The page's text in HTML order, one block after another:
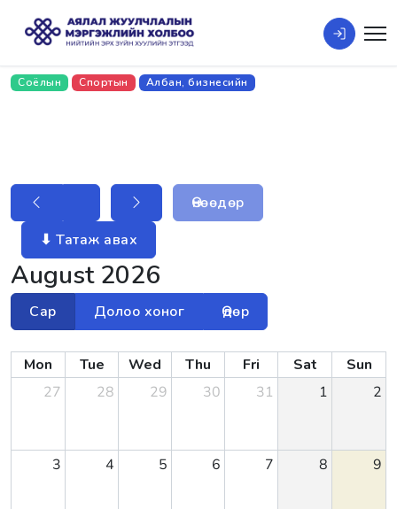
Соёлын Спортын Албан, бизнесийн
Өнөөдөр
⬇ Татаж авах
August 2026
Сар Долоо хоног Өдөр
Mon Tue Wed Thu Fri Sat
Sun
27
28 29 30 31 1 2
3 4 5 6 7 8 9